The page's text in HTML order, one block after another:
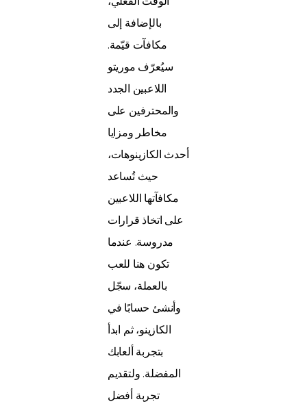
بالإضافة إلى
مكافآت قيّمة.
سيُعرّف موريتو
اللاعبين الجدد
والمحترفين على
مخاطر ومزايا
أحدث الكازينوهات،
حيث تُساعد
مكافآتها اللاعبين
على اتخاذ قرارات
مدروسة. عندما
تكون هنا للعب
بالعملة، سجّل
وأنشئ حسابًا في
الكازينو، ثم ابدأ
بتجربة ألعابك
المفضلة. ولتقديم
تجربة أفضل